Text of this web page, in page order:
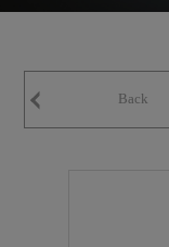
Back